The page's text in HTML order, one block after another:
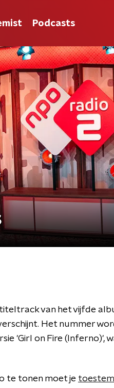
Podcasts
van het vijfde
Het nummer
'Girl on Fire (Inferno)',
te tonen moet je